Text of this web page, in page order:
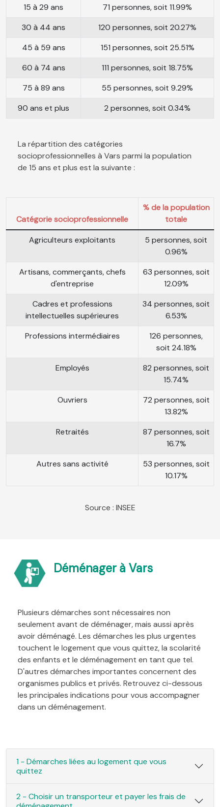
15 à 29 ans
71 personnes, soit 11.99%
30 à 44 ans
120 personnes, soit 20.27%
45 à 59 ans
151 personnes, soit 25.51%
60 à 74 ans
111 personnes, soit 18.75%
75 à 89 ans
55 personnes, soit 9.29%
90 ans et plus
2 personnes, soit 0.34%
La répartition des catégories
socioprofessionnelles à Vars parmi la population
de 15 ans et plus est la suivante :
Catégorie socioprofessionnelle
% de la population
totale
Agriculteurs exploitants
5 personnes, soit
0.96%
Artisans, commerçants, chefs
d'entreprise
63 personnes, soit
12.09%
Cadres et professions
intellectuelles supérieures
34 personnes, soit
6.53%
Professions intermédiaires
126 personnes,
soit 24.18%
Employés
82 personnes, soit
15.74%
Ouvriers
72 personnes, soit
13.82%
Retraités
87 personnes, soit
16.7%
Autres sans activité
53 personnes, soit
10.17%
Source : INSEE
Déménager à Vars
Plusieurs démarches sont nécessaires non
seulement avant de déménager, mais aussi après
avoir déménagé. Les démarches les plus urgentes
touchent le logement que vous quittez, la scolarité
des enfants et le déménagement en tant que tel.
D'autres démarches importantes concernent des
organismes publics et privés. Retrouvez ci-dessous
les principales indications pour vous accompagner
dans un déménagement.
1 - Démarches liées au logement que vous
quittez
2 - Choisir un transporteur et payer les frais de